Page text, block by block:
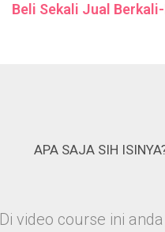
Beli Sekali Jual
APA SAJA SIH
Di video course ini